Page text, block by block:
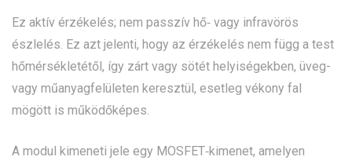
Ez aktív érzékelés; nem passzív hő‑ vagy infravörös
észlelés. Ez azt jelenti, hogy az érzékelés nem függ a test
hőmérsékletétől, így zárt vagy sötét helyiségekben, üveg-
vagy műanyagfelületen keresztül, esetleg vékony fal
mögött is működőképes.
A modul kimeneti jele egy MOSFET‑kimenet, amelyen